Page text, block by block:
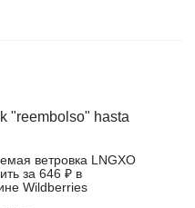
"reembolso" hasta
ветровка LNGXO
за 646 ₽ в
Wildberries